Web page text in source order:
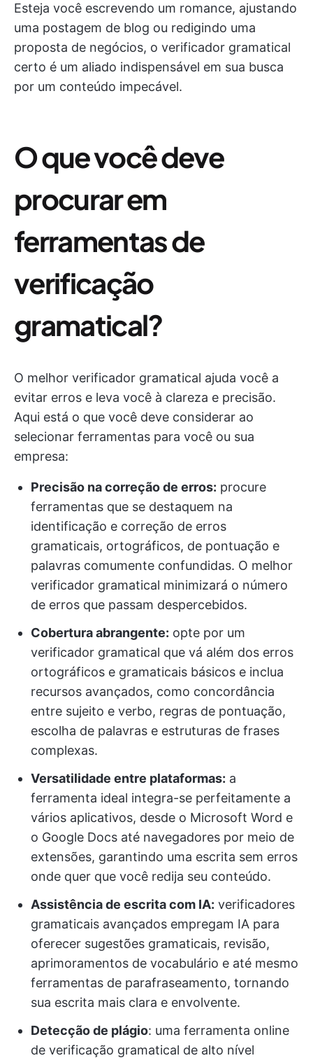
Esteja você escrevendo um romance, ajustando
uma postagem de blog ou redigindo uma
proposta de negócios, o verificador gramatical
certo é um aliado indispensável em sua busca
por um conteúdo impecável.
O que você deve
procurar em
ferramentas de
verificação
gramatical?
O melhor verificador gramatical ajuda você a
evitar erros e leva você à clareza e precisão.
Aqui está o que você deve considerar ao
selecionar ferramentas para você ou sua
empresa:
Precisão na correção de erros: procure
ferramentas que se destaquem na
identificação e correção de erros
gramaticais, ortográficos, de pontuação e
palavras comumente confundidas. O melhor
verificador gramatical minimizará o número
de erros que passam despercebidos.
Cobertura abrangente: opte por um
verificador gramatical que vá além dos erros
ortográficos e gramaticais básicos e inclua
recursos avançados, como concordância
entre sujeito e verbo, regras de pontuação,
escolha de palavras e estruturas de frases
complexas.
Versatilidade entre plataformas: a
ferramenta ideal integra-se perfeitamente a
vários aplicativos, desde o Microsoft Word e
o Google Docs até navegadores por meio de
extensões, garantindo uma escrita sem erros
onde quer que você redija seu conteúdo.
Assistência de escrita com IA: verificadores
gramaticais avançados empregam IA para
oferecer sugestões gramaticais, revisão,
aprimoramentos de vocabulário e até mesmo
ferramentas de parafraseamento, tornando
sua escrita mais clara e envolvente.
Detecção de plágio: uma ferramenta online
de verificação gramatical de alto nível